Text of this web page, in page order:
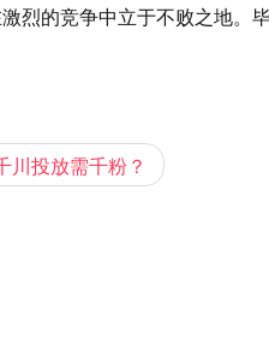
烈的竞争中立于不败之地
川投放需千粉？